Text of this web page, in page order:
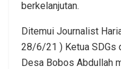
berkelanjutan.
Ditemui Journalist
28/6/21 ) Ketua SDGs
Desa Bobos Abdullah